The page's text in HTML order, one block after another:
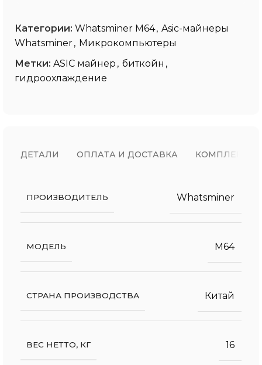
Категории: Whatsminer M64, Asic-майнеры
Whatsminer, Микрокомпьютеры
Метки: ASIC майнер , биткойн ,
гидроохлаждение
ДЕТАЛИ ОПЛАТА И ДОСТАВКА КОМПЛЕКТ
ПРОИЗВОДИТЕЛЬ Whatsminer
МОДЕЛЬ M64
СТРАНА ПРОИЗВОДСТВА Китай
ВЕС НЕТТО, КГ 16